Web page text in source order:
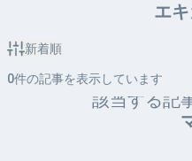
エ
新着順
0件の記事を表示しています
該当する記